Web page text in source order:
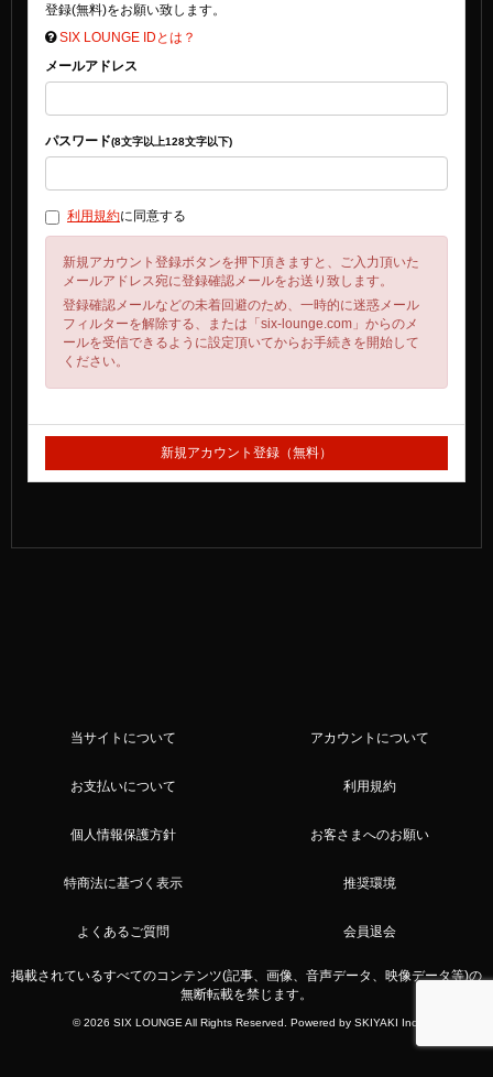
登録(無料)をお願い致します。
SIX LOUNGE IDとは？
メールアドレス
パスワード(8文字以上128文字以下)
利用規約に同意する
新規アカウント登録ボタンを押下頂きますと、ご入力頂いた
メールアドレス宛に登録確認メールをお送り致します。
登録確認メールなどの未着回避のため、一時的に迷惑メール
フィルターを解除する、または「six-lounge.com」からのメ
ールを受信できるように設定頂いてからお手続きを開始して
ください。
当サイトについて アカウントについて
お支払いについて 利用規約
個人情報保護方針 お客さまへのお願い
特商法に基づく表示 推奨環境
よくあるご質問 会員退会
掲載されているすべてのコンテンツ(記事、画像、音声データ、映像データ等)の
無断転載を禁じます。
© 2026 SIX LOUNGE All Rights Reserved. Powered by SKIYAKI Inc.